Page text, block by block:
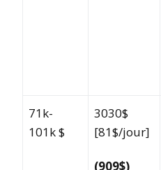
71k-
101k $
3030$
[81$/jour]
(909$)